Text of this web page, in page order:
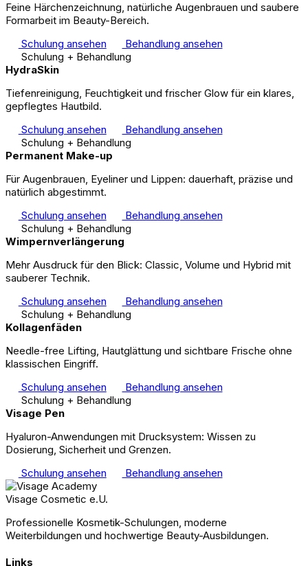
Feine Härchenzeichnung, natürliche Augenbrauen und saubere
Formarbeit im Beauty-Bereich.
Schulung ansehen
Behandlung ansehen
Schulung + Behandlung
HydraSkin
Tiefenreinigung, Feuchtigkeit und frischer Glow für ein klares,
gepflegtes Hautbild.
Schulung ansehen
Behandlung ansehen
Schulung + Behandlung
Permanent Make-up
Für Augenbrauen, Eyeliner und Lippen: dauerhaft, präzise und
natürlich abgestimmt.
Schulung ansehen
Behandlung ansehen
Schulung + Behandlung
Wimpernverlängerung
Mehr Ausdruck für den Blick: Classic, Volume und Hybrid mit
sauberer Technik.
Schulung ansehen
Behandlung ansehen
Schulung + Behandlung
Kollagenfäden
Needle-free Lifting, Hautglättung und sichtbare Frische ohne
klassischen Eingriff.
Schulung ansehen
Behandlung ansehen
Schulung + Behandlung
Visage Pen
Hyaluron-Anwendungen mit Drucksystem: Wissen zu
Dosierung, Sicherheit und Grenzen.
Schulung ansehen
Behandlung ansehen
Visage Cosmetic e.U.
Professionelle Kosmetik-Schulungen, moderne
Weiterbildungen und hochwertige Beauty-Ausbildungen.
Links